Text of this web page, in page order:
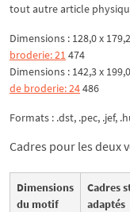
tout autre article
Dimensions : 128,0 x
broderie: 21 474
Dimensions : 142,3 x
de broderie: 24486
Formats : .dst, .pec, .jef,
Cadres pour les deux
Dimensions
du motif
Cadres
adaptés